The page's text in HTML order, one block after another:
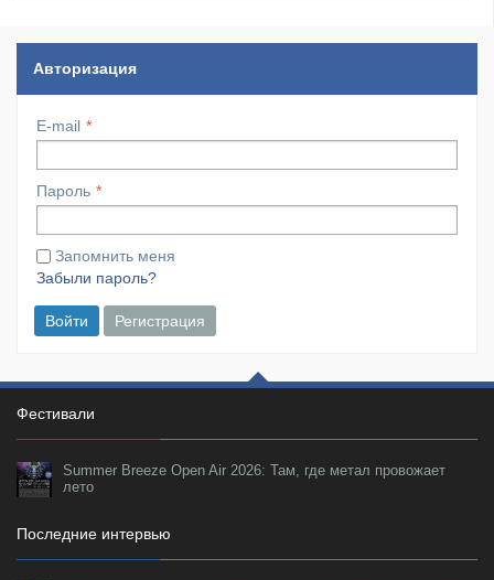
Авторизация
E-mail
Пароль
Запомнить меня
Забыли пароль?
Войти Регистрация
Фестивали
Summer Breeze Open Air 2026: Там, где метал провожает
лето
Последние интервью